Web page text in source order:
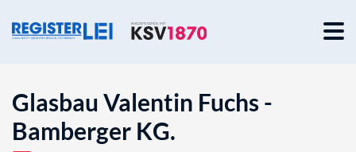
Glasbau Valentin Fuchs -
Bamberger KG.